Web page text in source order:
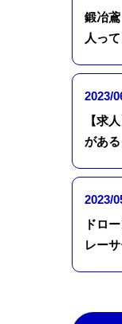
鍛冶
人って
2023/
【求
があ
2023/
ドロ
レー